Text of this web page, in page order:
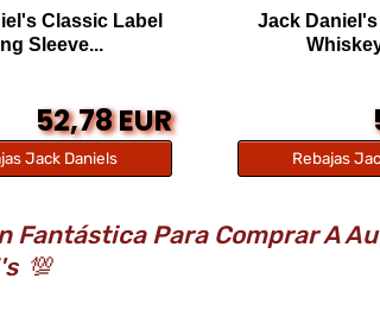
Classic Label
Sleeve...
52,78 EUR
Jack Daniels
Jack
Rebajas
Fantástica Para Comprar A
💯